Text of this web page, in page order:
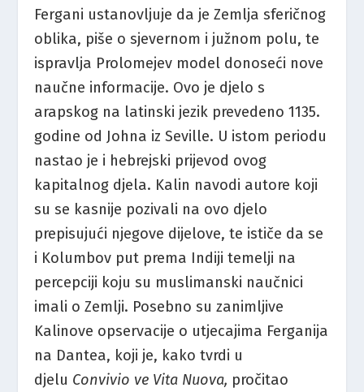
Fergani ustanovljuje da je Zemlja sferičnog
oblika, piše o sjevernom i južnom polu, te
ispravlja Prolomejev model donoseći nove
naučne informacije. Ovo je djelo s
arapskog na latinski jezik prevedeno 1135.
godine od Johna iz Seville. U istom periodu
nastao je i hebrejski prijevod ovog
kapitalnog djela. Kalin navodi autore koji
su se kasnije pozivali na ovo djelo
prepisujući njegove dijelove, te ističe da se
i Kolumbov put prema Indiji temelji na
percepciji koju su muslimanski naučnici
imali o Zemlji. Posebno su zanimljive
Kalinove opservacije o utjecajima Ferganija
na Dantea, koji je, kako tvrdi u
djelu Convivio ve Vita Nuova, pročitao